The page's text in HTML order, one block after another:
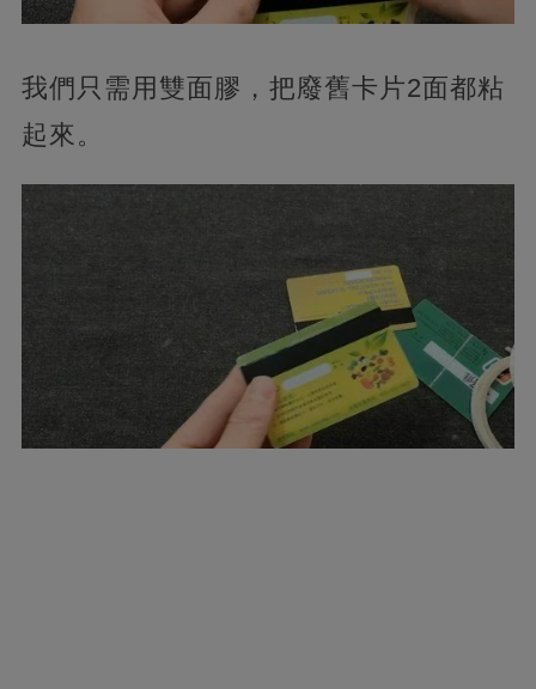
我們只需用雙面膠，把廢舊卡片2面都粘
起來。